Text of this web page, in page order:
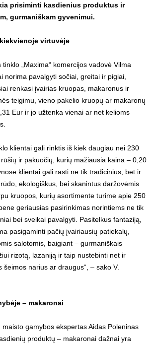
prisiminti kasdienius produktus ir
gurmaniškam gyvenimui.
virtuvėje
„Maxima“ komercijos vadovė Vilma
norima pavalgyti sočiai, greitai ir pigiai,
renkasi įvairias kruopas, makaronus ir
teigimu, vieno pakelio kruopų ar makaronų
Eur ir jo užtenka vienai ar net kelioms
klientai gali rinktis iš kiek daugiau nei 230
ir pakuočių, kurių mažiausia kaina – 0,20
klientai gali rasti ne tik tradicinius, bet ir
ekologiškus, bei skanintus daržovėmis
kruopos, kurių asortimente turime apie 250
geriausias pasirinkimas norintiems ne tik
bei sveikai pavalgyti. Pasitelkus fantaziją,
pasigaminti pačių įvairiausių patiekalų,
salotomis, baigiant – gurmaniškais
rizotą, lazaniją ir taip nustebinti net ir
šeimos narius ar draugus“, – sako V.
– makaronai
maisto gamybos ekspertas Aidas Poleninas
produktų – makaronai dažnai yra